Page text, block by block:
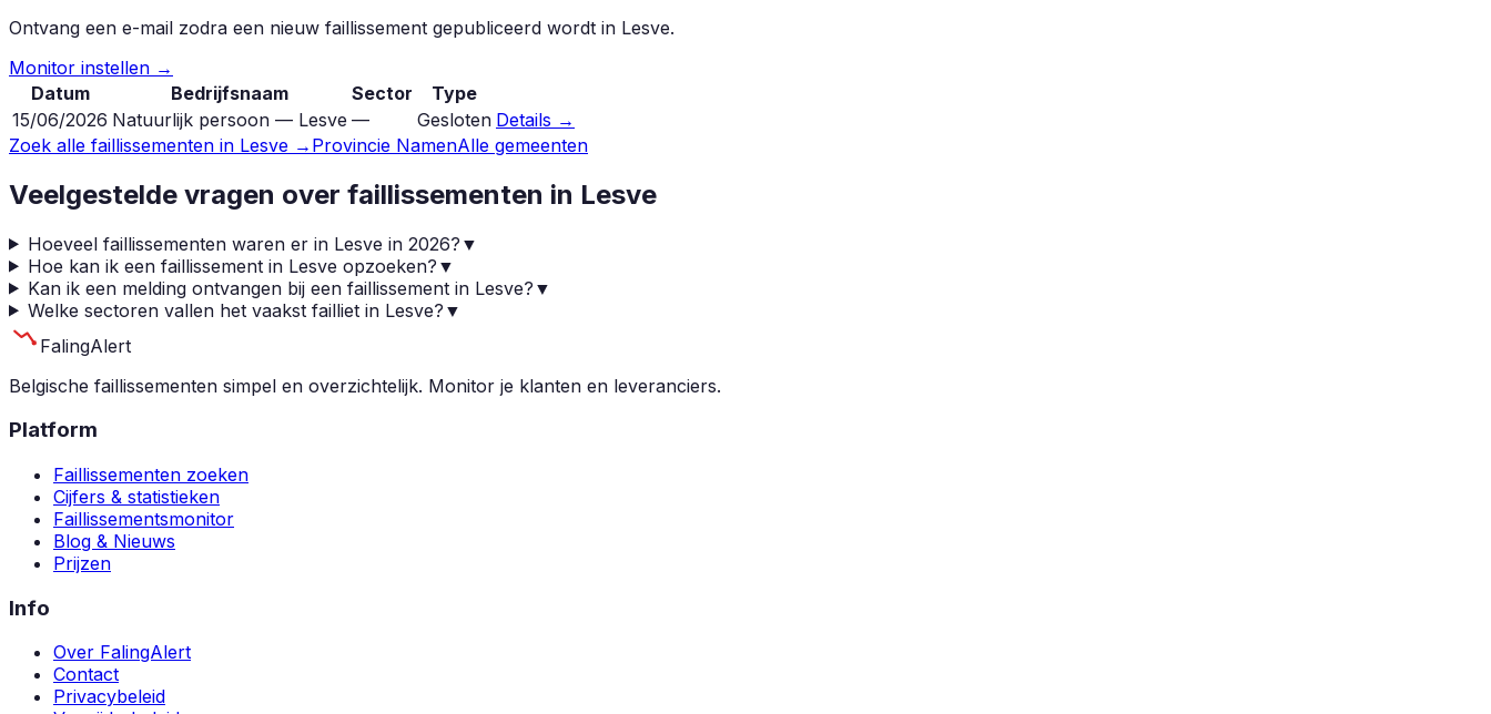
Ontvang een e-mail zodra een nieuw faillissement gepubliceerd wordt in Lesve.
Monitor instellen →
Datum
Bedrijfsnaam Sector
Type
15/06/2026 Natuurlijk persoon — Lesve — Gesloten Details →
Zoek alle faillissementen in Lesve → Provincie NamenAlle gemeenten
Veelgestelde vragen over faillissementen in Lesve
Hoeveel faillissementen waren er in Lesve in 2026? ▼
Hoe kan ik een faillissement in Lesve opzoeken? ▼
Kan ik een melding ontvangen bij een faillissement in Lesve? ▼
Welke sectoren vallen het vaakst failliet in Lesve? ▼
FalingAlert
Belgische faillissementen simpel en overzichtelijk. Monitor je klanten en leveranciers.
Platform
Faillissementen zoeken
Cijfers & statistieken
Faillissementsmonitor
Blog & Nieuws
Prijzen
Info
Over FalingAlert
Contact
Privacybeleid